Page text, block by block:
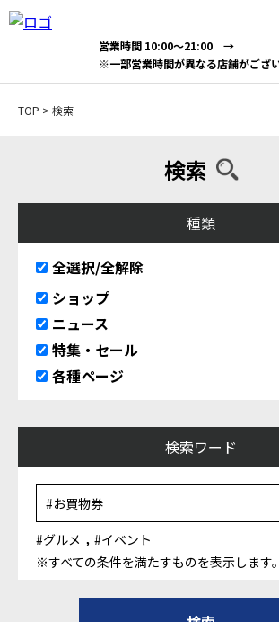
営業時間 10:00～21:00 →
※一部営業時間が異なる店舗がござ
TOP > 検索
検索
種類
全選択/全解除
ショップ
ニュース
特集・セール
各種ページ
検索ワード
#グルメ , #イベント
※すべての条件を満たすものを表示します。